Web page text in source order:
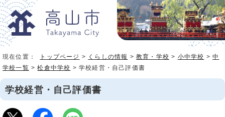
現在位置： トップページ > くらしの情報 >教育・学校 > 小中学校 >中
学校一覧 >松倉中学校 > 学校経営・自己評価書
学校経営・自己評価書